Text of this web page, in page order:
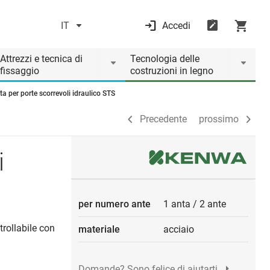
IT Accedi
Attrezzi e tecnica di
fissaggio
Tecnologia delle
costruzioni in legno
per porte scorrevoli idraulico STS
Precedente prossimo
Precedente prossimo
con
per numero ante 1 anta / 2 ante
materiale acciaio